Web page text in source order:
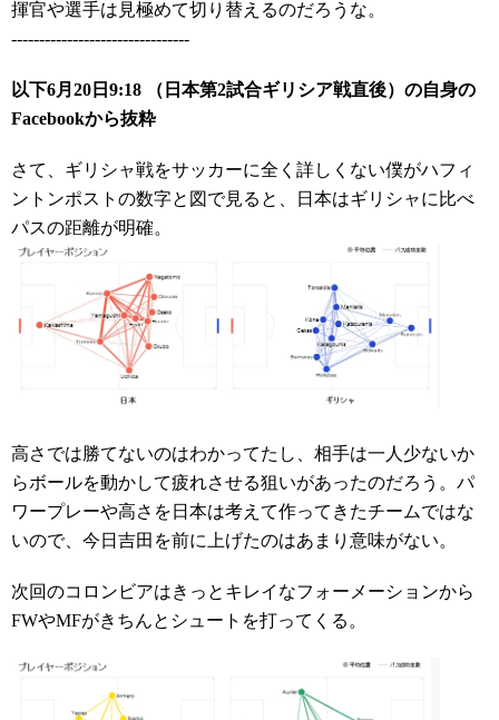
揮官や選手は見極めて切り替えるのだろうな。
--------------------------------
以下6月20日9:18 （日本第2試合ギリシア戦直後）の自身の
Facebookから抜粋
さて、ギリシャ戦をサッカーに全く詳しくない僕がハフィ
ントンポストの数字と図で見ると、日本はギリシャに比べ
パスの距離が明確。
高さでは勝てないのはわかってたし、相手は一人少ないか
らボールを動かして疲れさせる狙いがあったのだろう。パ
ワープレーや高さを日本は考えて作ってきたチームではな
いので、今日吉田を前に上げたのはあまり意味がない。
次回のコロンビアはきっとキレイなフォーメーションから
FWやMFがきちんとシュートを打ってくる。